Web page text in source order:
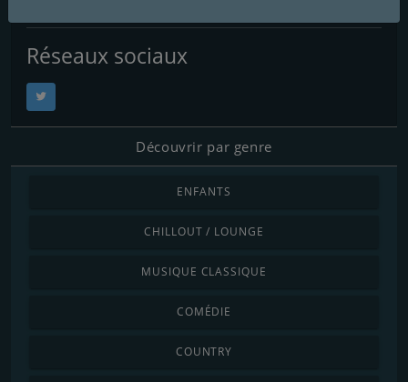
Réseaux sociaux
Découvrir par genre
ENFANTS
CHILLOUT / LOUNGE
MUSIQUE CLASSIQUE
COMÉDIE
COUNTRY